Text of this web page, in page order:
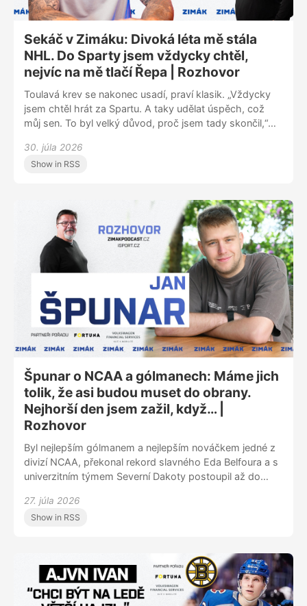
Sekáč v Zimáku: Divoká léta mě stála
NHL. Do Sparty jsem vždycky chtěl,
nejvíc na mě tlačí Řepa | Rozhovor
Toulavá krev se nakonec usadí, praví klasik. „Vždycky
jsem chtěl hrát za Spartu. A taky udělat úspěch, což
můj sen. To byl velký důvod, proč jsem tady skončil,“
pražský tým už nastupoval. Převážnou část kariéry
však strávil v cizině. Jakmile se ve 34 letech rozhodl
hry, proč nezakotvil v NHL nebo po svém prvním
angažmá v KHL musel vracet peníze. Jiří Sekáč
v Zimáku líčil, co ho přimělo k odchodu ze Švýcarska a
co mu ve Spartě nejvíc připomíná staronový spoluhráč
Michal Řepík.
30. júla 2026
Show in RSS
Špunar o NCAA a gólmanech: Máme jich
tolik, že asi budou muset do obrany.
Nejhorší den jsem zažil, když… |
Rozhovor
Byl nejlepším gólmanem a nejlepším nováčkem jedné z
divizí NCAA, překonal rekord slavného Eda Belfoura a s
univerzitním týmem Severní Dakoty postoupil až do
Host Zimáku Jan Špunar už předtím zářil v zámořských
juniorkách. Hokeji dal kdysi přednost před fotbalem a
rodné Olomouci, a čím to je, že polovina draftovaných
českých hráčů letos byli brankáři a proč v NHL vypadá
zastoupení podobně. On sám draftem neprošel, v
27. júla 2026
Show in RSS